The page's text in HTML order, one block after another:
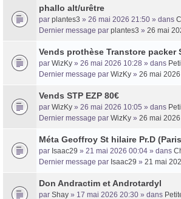
phallo alt/urêtre
par plantes3 » 26 mai 2026 21:50 » dans
Dernier message par plantes3 » 26 mai
Vends prothèse Transtore packer
par WizKy » 26 mai 2026 10:28 » dans
Dernier message par WizKy » 26 mai
Vends STP EZP 80€
par WizKy » 26 mai 2026 10:05 » dans
Dernier message par WizKy » 26 mai
Méta Geoffroy St hilaire Pr.D
par Isaac29 » 21 mai 2026 00:04 » dans
Dernier message par Isaac29 » 21 mai
Don Andractim et Androtardyl
par Shay » 17 mai 2026 20:30 » dans